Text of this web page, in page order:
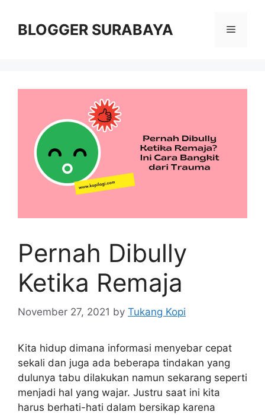
contentBLOGGER SURABAYA Menu
Pernah Dibully
Ketika Remaja
November 27, 2021 by Tukang Kopi
Kita hidup dimana informasi menyebar cepat
sekali dan juga ada beberapa tindakan yang
dulunya tabu dilakukan namun sekarang seperti
menjadi hal yang wajar. Justru saat ini kita
harus berhati-hati dalam bersikap karena